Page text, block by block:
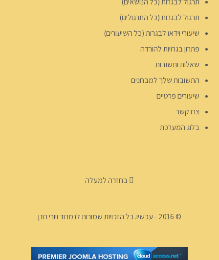
תרגול לבגרות (כל התרגולים)
שיעורי וידאו לבגרות (כל השיעורים)
פתרון בגרויות להורדה
שאלות ותשובות
התשובות שלך למבחנים
שיעורים פרטיים
צרו קשר
בלוג המערכת
בחזרה למעלה
© 2016 - עכשיו. כל הזכויות שמורות לנמרוד ויורי רונן